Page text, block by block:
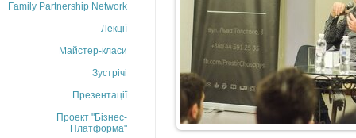
Family Partnership Network
Лекції
Майстер-класи
Зустрічі
Презентації
Проект "Бізнес-
Платформа"